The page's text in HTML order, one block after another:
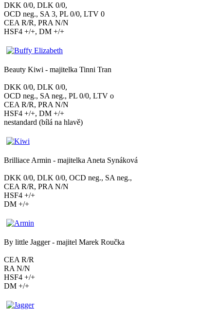
DKK 0/0, DLK 0/0,
OCD neg., SA 3, PL 0/0, LTV 0
CEA R/R, PRA N/N
HSF4 +/+, DM +/+
Beauty Kiwi - majitelka Tinni Tran
DKK 0/0, DLK 0/0,
OCD neg., SA neg., PL 0/0, LTV o
CEA R/R, PRA N/N
HSF4 +/+, DM +/+
nestandard (bílá na hlavě)
Brilliace Armin - majitelka Aneta Synáková
DKK 0/0, DLK 0/0, OCD neg., SA neg.,
CEA R/R, PRA N/N
HSF4 +/+
DM +/+
By little Jagger - majitel Marek Roučka
CEA R/R
RA N/N
HSF4 +/+
DM +/+